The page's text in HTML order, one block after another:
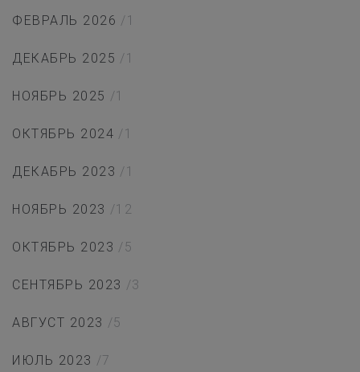
ФЕВРАЛЬ 2026 /1
ДЕКАБРЬ 2025 /1
НОЯБРЬ 2025 /1
ОКТЯБРЬ 2024 /1
ДЕКАБРЬ 2023 /1
НОЯБРЬ 2023 /12
ОКТЯБРЬ 2023 /5
СЕНТЯБРЬ 2023 /3
АВГУСТ 2023 /5
ИЮЛЬ 2023 /7